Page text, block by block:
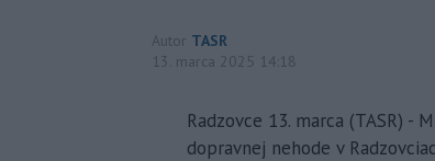
Autor TASR
13. marca 2025 14:18
Radzovce 13. marca (TASR)
dopravnej nehode v